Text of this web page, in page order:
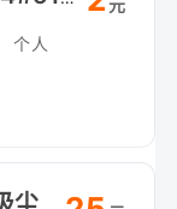
个人
元